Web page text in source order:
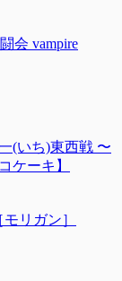
会 vampire
(いち)東西戦 〜
ケーキ】
リガン］